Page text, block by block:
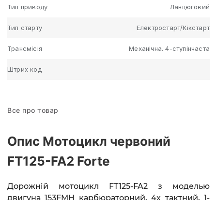
Тип приводу Ланцюговий
Тип старту Електростарт/Кікстарт
Трансмісія Механічна. 4-ступінчаста
Штрих код
Все про товар
Опис Мотоцикл червоний
FT125-FA2 Forte
Дорожній мотоцикл FT125-FA2 з моделью
двигуна 153FMH карбюраторний, 4х тактний, 1-